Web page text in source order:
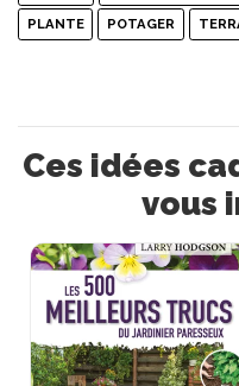
PLANTE POTAGER
Ces idées
vous